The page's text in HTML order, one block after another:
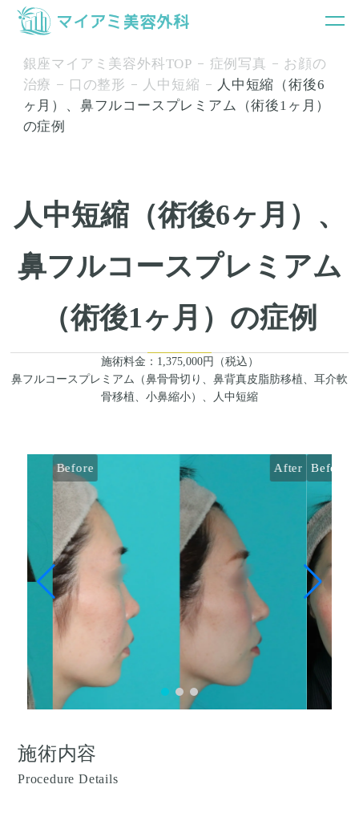
銀座マイアミ美容外科TOP 症例写真
お顔の
治療
口の整形 人中短縮
人中短縮（術後6
ヶ月）、鼻フルコースプレミアム（術後1ヶ月）
の症例
人中短縮（術後6ヶ月）、
鼻フルコースプレミアム
（術後1ヶ月）の症例
施術料金：1,375,000円（税込）
鼻フルコースプレミアム（鼻骨骨切り、鼻背真皮脂肪移植、耳介軟
骨移植、小鼻縮小）、人中短縮
Before After Before
施術内容
Procedure Details